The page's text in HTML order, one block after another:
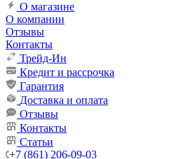
О магазине
О компании
Отзывы
Контакты
Трейд-Ин
Кредит и рассрочка
Гарантия
Доставка и оплата
Отзывы
Контакты
Статьи
+7 (861) 206-09-03